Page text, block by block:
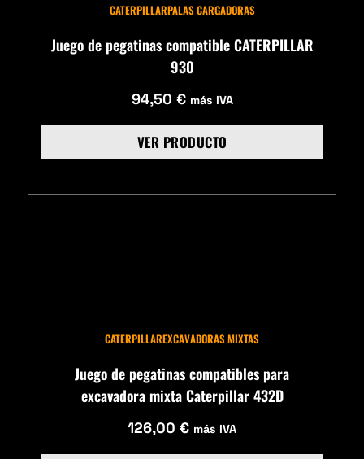
CATERPILLARPALAS CARGADORAS
Juego de pegatinas compatible CATERPILLAR
930
94,50 € más IVA
VER PRODUCTO
CATERPILLAREXCAVADORAS MIXTAS
Juego de pegatinas compatibles para
excavadora mixta Caterpillar 432D
126,00 € más IVA